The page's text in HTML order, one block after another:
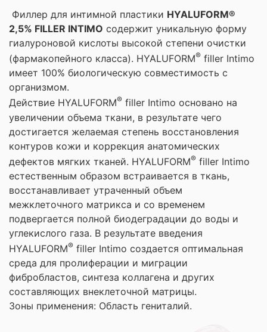
Филлер для интимной пластики HYALUFORM®
2,5% FILLER INTIMO содержит уникальную форму
гиалуроновой кислоты высокой степени очистки
(фармакопейного класса). HYALUFORM® filler Intimo
имеет 100% биологическую совместимость с
организмом.
Действие HYALUFORM® filler Intimo основано на
увеличении объема ткани, в результате чего
достигается желаемая степень восстановления
контуров кожи и коррекция анатомических
дефектов мягких тканей. HYALUFORM® filler Intimo
естественным образом встраивается в ткань,
восстанавливает утраченный объем
межклеточного матрикса и со временем
подвергается полной биодеградации до воды и
углекислого газа. В результате введения
HYALUFORM® filler Intimo создается оптимальная
среда для пролиферации и миграции
фибробластов, синтеза коллагена и других
составляющих внеклеточной матрицы.
Зоны применения: Область гениталий.